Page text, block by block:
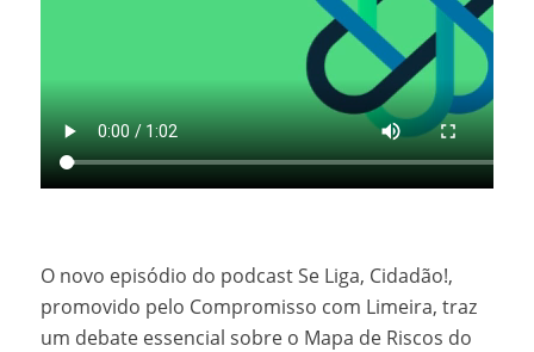
O novo episódio do podcast Se Liga, Cidadão!,
promovido pelo Compromisso com Limeira, traz
um debate essencial sobre o Mapa de Riscos do